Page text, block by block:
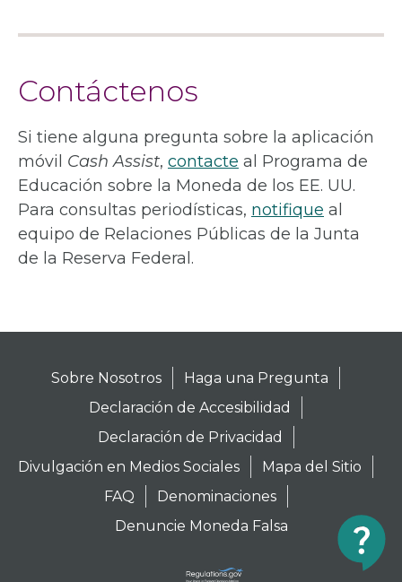
Contáctenos
Si tiene alguna pregunta sobre la aplicación
móvil Cash Assist, contacte al Programa de
Educación sobre la Moneda de los EE. UU.
Para consultas periodísticas, notifique al
equipo de Relaciones Públicas de la Junta
de la Reserva Federal.
Sobre Nosotros
Haga una Pregunta
Declaración de Accesibilidad
Declaración de Privacidad
Divulgación en Medios Sociales
Mapa del Sitio
FAQ
Denominaciones
Denuncie Moneda Falsa